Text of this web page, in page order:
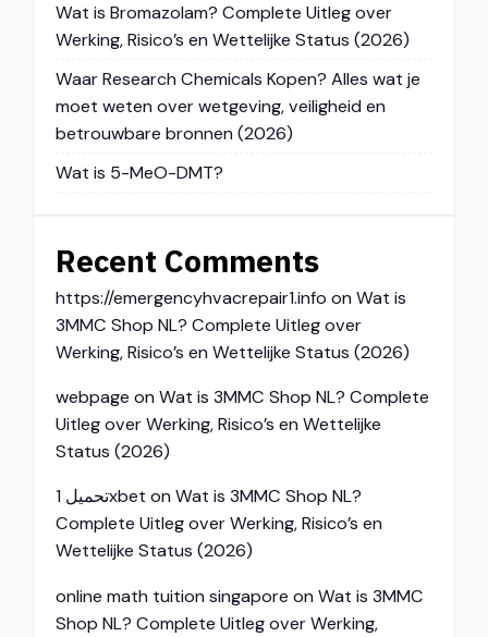
Wat is Bromazolam? Complete Uitleg over
Werking, Risico’s en Wettelijke Status (2026)
Waar Research Chemicals Kopen? Alles wat je
moet weten over wetgeving, veiligheid en
betrouwbare bronnen (2026)
Wat is 5-MeO-DMT?
Recent Comments
https://emergencyhvacrepair1.info on Wat is
3MMC Shop NL? Complete Uitleg over
Werking, Risico’s en Wettelijke Status (2026)
webpage on Wat is 3MMC Shop NL? Complete
Uitleg over Werking, Risico’s en Wettelijke
Status (2026)
تحميل 1xbet on Wat is 3MMC Shop NL?
Complete Uitleg over Werking, Risico’s en
Wettelijke Status (2026)
online math tuition singapore on Wat is 3MMC
Shop NL? Complete Uitleg over Werking,